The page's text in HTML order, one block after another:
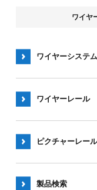
ワイヤ
ワイヤーシステム
ワイヤーレール
ピクチャーレール
製品検索